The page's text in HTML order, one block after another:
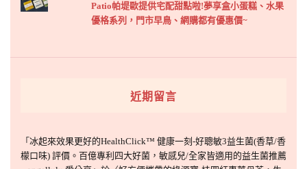
Patio帕堤歐提供宅配甜點啦!夢享盒小蛋糕、水果
優格系列，門市早鳥、網購都有優惠價~
近期留言
「 冰起來效果更好的HealthClick™ 健康一刻-好聰敏3益生菌(香草/香
檬口味) 評價。百億專利四大好菌，敏感兒/全家皆適用的益生菌推薦